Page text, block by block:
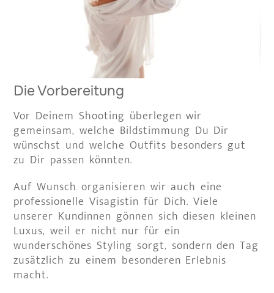
Die Vorbereitung
Vor Deinem Shooting überlegen wir
gemeinsam, welche Bildstimmung Du Dir
wünschst und welche Outfits besonders gut
zu Dir passen könnten.
Auf Wunsch organisieren wir auch eine
professionelle Visagistin für Dich. Viele
unserer Kundinnen gönnen sich diesen kleinen
Luxus, weil er nicht nur für ein
wunderschönes Styling sorgt, sondern den Tag
zusätzlich zu einem besonderen Erlebnis
macht.